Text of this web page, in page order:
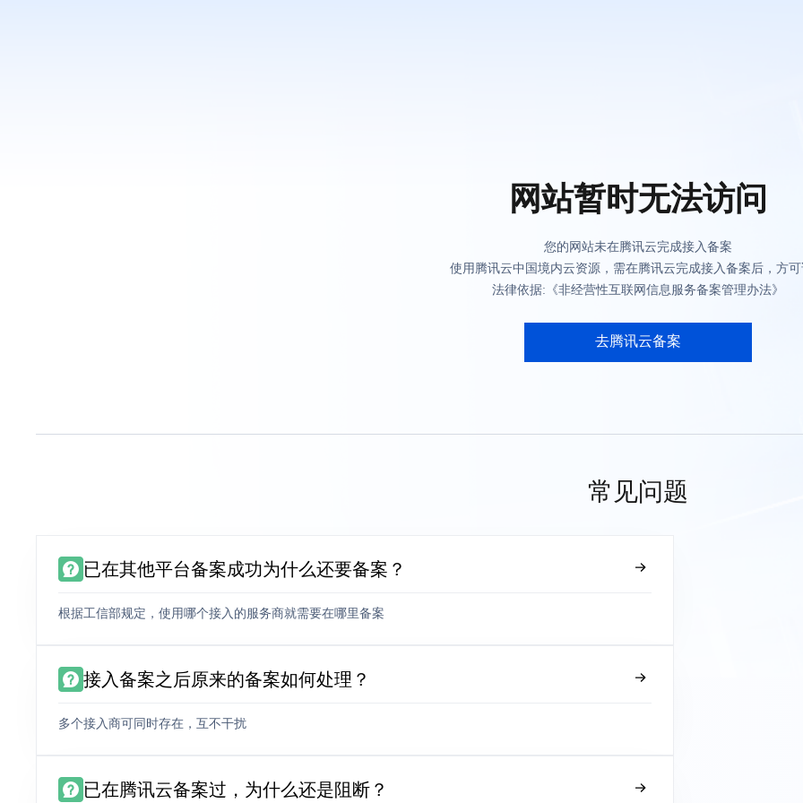
网站暂时无法访问
您的网站未在腾讯云完成接入备案
使用腾讯云中国境内云资源，需在腾讯云完成接入备案后，方
法律依据:《非经营性互联网信息服务备案管理办法》
去腾讯云备案
常见问题
已在其他平台备案成功为什么还要备案？
根据工信部规定，使用哪个接入的服务商就需要在哪里备案
接入备案之后原来的备案如何处理？
多个接入商可同时存在，互不干扰
已在腾讯云备案过，为什么还是阻断？